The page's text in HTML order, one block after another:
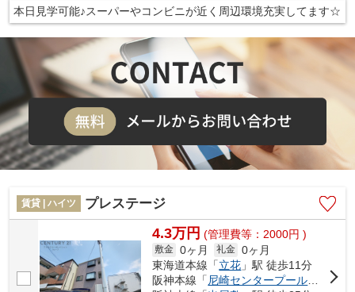
本日見学可能♪スーパーやコンビニが近く周辺環境充実してます☆
賃貸 | ハイツ プレステージ
4.3万円 (管理費等：2000円 )
敷金 0ヶ月 礼金 0ヶ月
東海道本線「立花 」駅 徒歩11分
阪神本線「 尼崎センタープール前
」駅